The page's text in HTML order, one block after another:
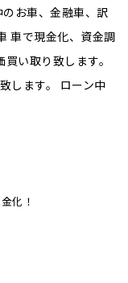
お車、金融車、訳
車で現金化、資金調
い取り致します。
します。 ローン中
化！